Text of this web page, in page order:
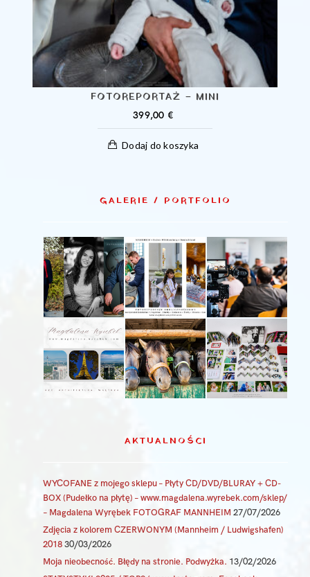
FOTOREPORTAŻ – MINI
399,00 €
Dodaj do koszyka
GALERIE / PORTFOLIO
AKTUALNOŚCI
WYCOFANE z mojego sklepu – Płyty CD/DVD/BLURAY + CD-
BOX (Pudełko na płytę) – www.magdalena.wyrebek.com/sklep/
– Magdalena Wyrębek FOTOGRAF MANNHEIM 27/07/2026
Zdjęcia z kolorem CZERWONYM (Mannheim / Ludwigshafen)
2018 30/03/2026
Moja nieobecność. Błędy na stronie. Podwyżka. 13/02/2026